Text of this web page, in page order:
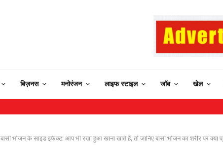
बिज़नस मनोरंजन लाइफ स्टाइल जॉब खेल
बासी भोजन के साइड इफेक्ट: आप भी रखा हुआ खाना खाते हैं, तो जानिए बासी भोजन का शरीर पर क्या